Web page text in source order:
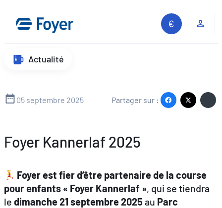
contenu
Actualité
05 septembre 2025 Partager sur :
Foyer Kannerlaf 2025
Foyer est fier d’être partenaire de la course
pour enfants « Foyer Kannerlaf », qui se tiendra
le dimanche 21 septembre 2025 au Parc